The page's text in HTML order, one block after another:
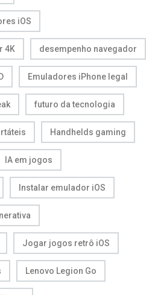
iOS
4K desempenho navegador
Emuladores iPhone legal
futuro da tecnologia
Handhelds gaming
IA em jogos
Instalar emulador iOS
Jogar jogos retrô iOS
Lenovo Legion Go